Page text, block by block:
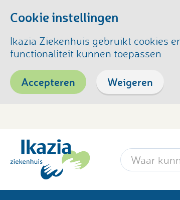
Cookie instellingen
Ikazia Ziekenhuis gebruikt cookies
functionaliteit kunnen toepassen
Accepteren Weigeren
Zoekwoord